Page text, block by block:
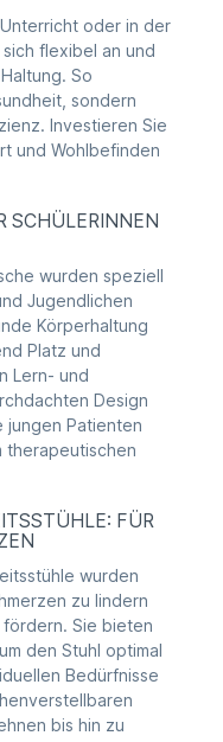
oder in der
flexibel an und
So
sondern
Investieren Sie
und Wohlbefinden
SCHÜLERINNEN
wurden speziell
Jugendlichen
Körperhaltung
Platz und
Lern- und
Design
jungen Patienten
therapeutischen
FÜR
wurden
zu lindern
Sie bieten
den Stuhl optimal
Bedürfnisse
bis hin zu